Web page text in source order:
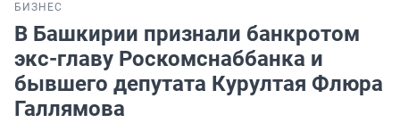
БИЗНЕС
В Башкирии признали банкротом
экс-главу Роскомснаббанка и
бывшего депутата Курултая Флюра
Галлямова